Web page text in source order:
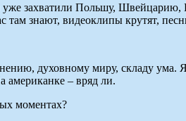
уже захватили Польшу,
знают, видеоклипы крутят,
духовному миру, складу ума.
американке – вряд ли.
моментах?